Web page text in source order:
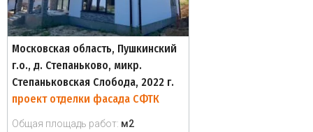
Московская область, Пушкинский
г.о., д. Степаньково, микр.
Степаньковская Слобода, 2022 г.
проект отделки фасада СФТК
Общая площадь работ: м2